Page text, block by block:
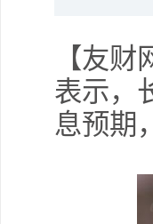
【友
表示，
息预期